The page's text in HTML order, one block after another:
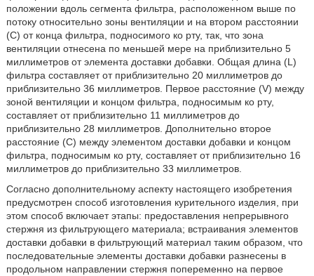
положении вдоль сегмента фильтра, расположенном выше по
потоку относительно зоны вентиляции и на втором расстоянии
(C) от конца фильтра, подносимого ко рту, так, что зона
вентиляции отнесена по меньшей мере на приблизительно 5
миллиметров от элемента доставки добавки. Общая длина (L)
фильтра составляет от приблизительно 20 миллиметров до
приблизительно 36 миллиметров. Первое расстояние (V) между
зоной вентиляции и концом фильтра, подносимым ко рту,
составляет от приблизительно 11 миллиметров до
приблизительно 28 миллиметров. Дополнительно второе
расстояние (C) между элементом доставки добавки и концом
фильтра, подносимым ко рту, составляет от приблизительно 16
миллиметров до приблизительно 33 миллиметров.
Согласно дополнительному аспекту настоящего изобретения
предусмотрен способ изготовления курительного изделия, при
этом способ включает этапы: предоставления непрерывного
стержня из фильтрующего материала; встраивания элементов
доставки добавки в фильтрующий материал таким образом, что
последовательные элементы доставки добавки разнесены в
продольном направлении стержня попеременно на первое